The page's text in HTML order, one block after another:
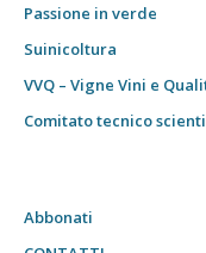
Passione in verde
Suinicoltura
VVQ – Vigne Vini e
Comitato tecnico
Abbonati